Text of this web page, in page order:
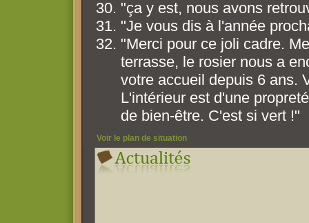
"ça y est, nous avons
"Je vous dis à l'année
"Merci pour ce joli cadre.
terrasse, le rosier nous a
votre accueil depuis 6 ans.
L'intérieur est d'une
de bien-être. C'est si vert !"
Voir le plan de situation